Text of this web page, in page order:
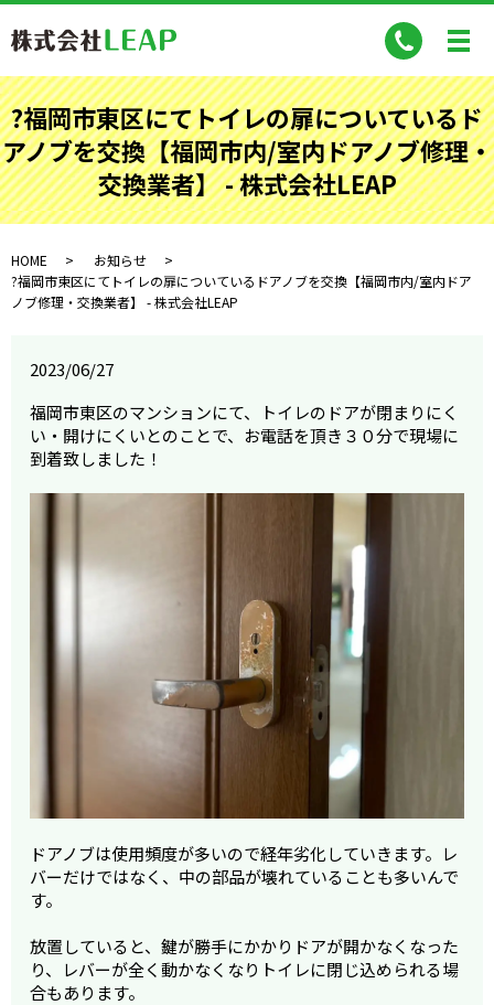
?福岡市東区にてトイレの扉についているド
アノブを交換【福岡市内/室内ドアノブ修理・
交換業者】 - 株式会社LEAP
HOME
お知らせ
?福岡市東区にてトイレの扉についているドアノブを交換【福岡市内/室内ドア
ノブ修理・交換業者】 - 株式会社LEAP
2023/06/27
福岡市東区のマンションにて、トイレのドアが閉まりにく
い・開けにくいとのことで、お電話を頂き３０分で現場に
到着致しました！
ドアノブは使用頻度が多いので経年劣化していきます。レ
バーだけではなく、中の部品が壊れていることも多いんで
す。
放置していると、鍵が勝手にかかりドアが開かなくなった
り、レバーが全く動かなくなりトイレに閉じ込められる場
合もあります。